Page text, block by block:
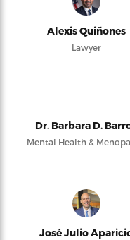
Alexis Quiñones
Lawyer
Dr. Barbara D.
Mental Health &
José Julio